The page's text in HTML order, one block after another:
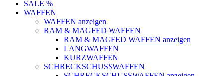
SALE %
WAFFEN
WAFFEN anzeigen
RAM & MAGFED WAFFEN
RAM & MAGFED WAFFEN anzeigen
LANGWAFFEN
KURZWAFFEN
SCHRECKSCHUSSWAFFEN